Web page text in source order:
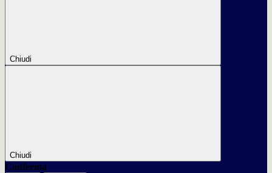
Chiudi
Chiudi
Conferma